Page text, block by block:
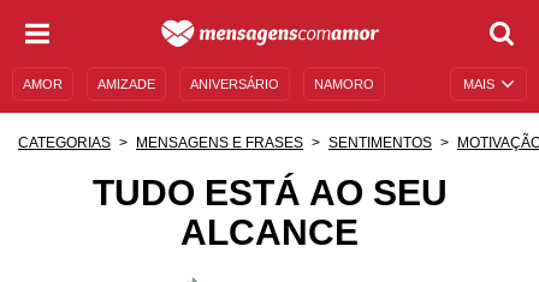
MAIS
AMOR AMIZADE ANIVERSÁRIO NAMORO
MENSAGENS DE ANIVERSÁRIO
CATEGORIAS MENSAGENS E FRASES SENTIMENTOS
TUDO ESTÁ AO SEU
ALCANCE